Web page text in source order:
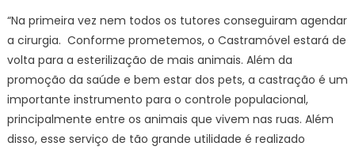
“Na primeira vez nem todos os tutores conseguiram agendar
a cirurgia. Conforme prometemos, o Castramóvel estará de
volta para a esterilização de mais animais. Além da
promoção da saúde e bem estar dos pets, a castração é um
importante instrumento para o controle populacional,
principalmente entre os animais que vivem nas ruas. Além
disso, esse serviço de tão grande utilidade é realizado